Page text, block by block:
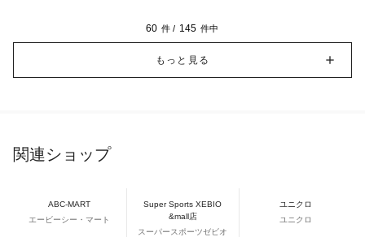
60 件 / 145 件中
もっと見る
関連ショップ
ABC-MART
エービーシー・マート
Super Sports XEBIO
&mall店
スーパースポーツゼビオ
ユニクロ
ユニクロ